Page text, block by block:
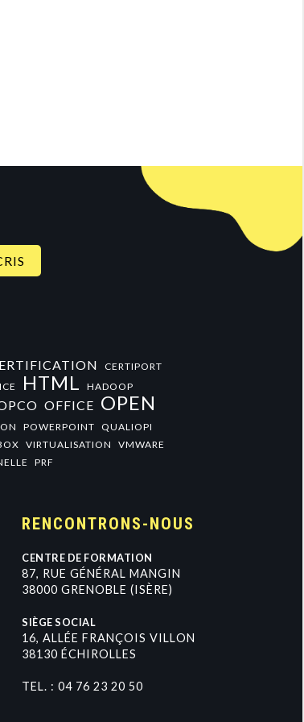
CERTIPORT
HTML
HADOOP
OFFICE OPEN
POWERPOINT
QUALIOPI
VIRTUALISATION
VMWARE
PRF
RENCONTRONS-NOUS
CENTRE DE FORMATION
87, RUE GÉNÉRAL MANGIN
38000 GRENOBLE (ISÈRE)
SIÈGE SOCIAL
16, ALLÉE FRANÇOIS VILLON
381 30 ÉCHI ROLLES
TEL. :04 76 23 20 50